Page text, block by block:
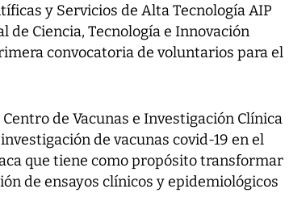
y Servicios de Alta Tecnología AIP
de Ciencia, Tecnología e Innovación
convocatoria de voluntarios para el
de Vacunas e Investigación Clínica
de vacunas covid-19 en el
que tiene como propósito transformar
de ensayos clínicos y epidemiológicos